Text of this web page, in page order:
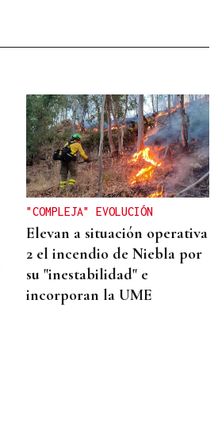
"COMPLEJA" EVOLUCIÓN
Elevan a situación operativa
2 el incendio de Niebla por
su "inestabilidad" e
incorporan la UME